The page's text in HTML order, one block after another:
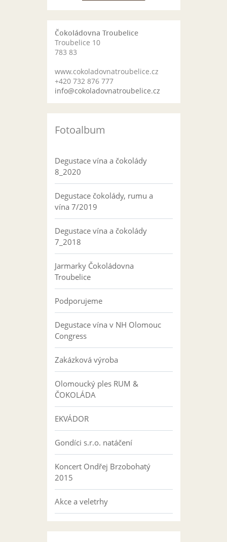
Čokoládovna Troubelice
Troubelice 10
783 83
www.cokoladovnatroubelice.cz
+420 732 876 777
info@cokoladovnatroubelice.cz
Fotoalbum
Degustace vína a čokolády
8_2020
Degustace čokolády, rumu a
vína 7/2019
Degustace vína a čokolády
7_2018
Jarmarky Čokoládovna
Troubelice
Podporujeme
Degustace vína v NH Olomouc
Congress
Zakázková výroba
Olomoucký ples RUM &
ČOKOLÁDA
EKVÁDOR
Gondíci s.r.o. natáčení
Koncert Ondřej Brzobohatý
2015
Akce a veletrhy